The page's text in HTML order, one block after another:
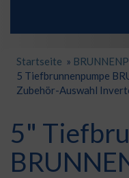
Startseite »
5 Tiefbrunnenpumpe
Zubehör-Auswahl
5"